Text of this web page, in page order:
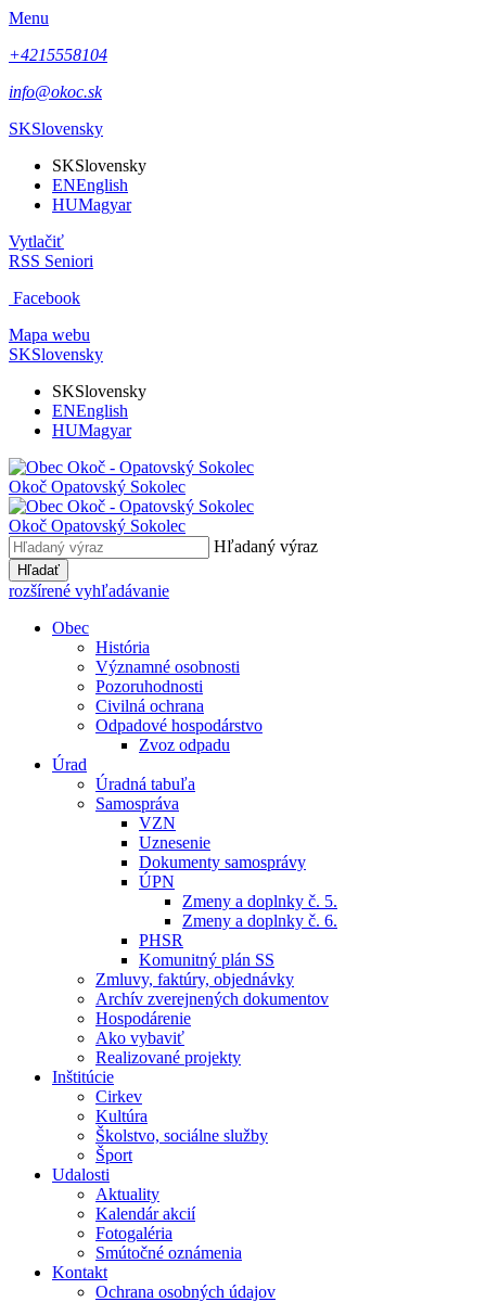
Menu
+4215558104
info@okoc.sk
SKSlovensky
SKSlovensky
ENEnglish
HUMagyar
Vytlačiť
RSS Seniori
Facebook
Mapa webu
SKSlovensky
SKSlovensky
ENEnglish
HUMagyar
Okoč Opatovský Sokolec
Okoč Opatovský Sokolec
Hľadaný výraz
Hľadať
rozšírené vyhľadávanie
Obec
História
Významné osobnosti
Pozoruhodnosti
Civilná ochrana
Odpadové hospodárstvo
Zvoz odpadu
Úrad
Úradná tabuľa
Samospráva
VZN
Uznesenie
Dokumenty samosprávy
ÚPN
Zmeny a doplnky č. 5.
Zmeny a doplnky č. 6.
PHSR
Komunitný plán SS
Zmluvy, faktúry, objednávky
Archív zverejnených dokumentov
Hospodárenie
Ako vybaviť
Realizované projekty
Inštitúcie
Cirkev
Kultúra
Školstvo, sociálne služby
Šport
Udalosti
Aktuality
Kalendár akcií
Fotogaléria
Smútočné oznámenia
Kontakt
Ochrana osobných údajov